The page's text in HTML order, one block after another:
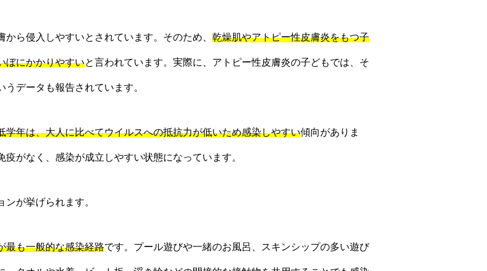
ら侵入しやすいとされています。そのため、 乾燥肌やアトピー性皮膚炎をもつ子
ぼにかかりやすいと言われています。実際に、アトピー性皮膚炎の子どもでは、そ
データも報告されています。
年は、大人に比べてウイルスへの抵抗力が低いため感染しやすい傾向がありま
がなく、感染が成立しやすい状態になっています。
が挙げられます。
最も一般的な感染経路です。プール遊びや一緒のお風呂、スキンシップの多い遊び